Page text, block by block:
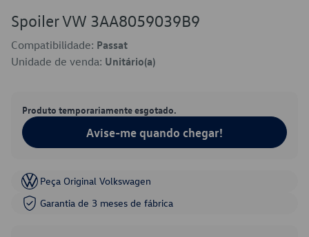
Spoiler VW 3AA8059039B9
Compatibilidade: Passat
Unidade de venda: Unitário(a)
Produto temporariamente esgotado.
Avise-me quando chegar!
Peça Original Volkswagen
Garantia de 3 meses de fábrica